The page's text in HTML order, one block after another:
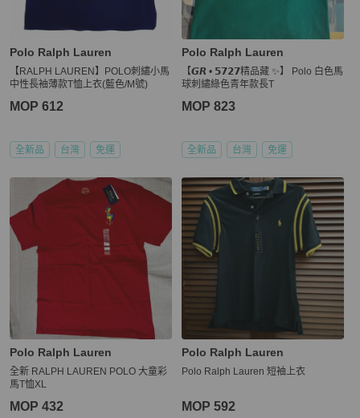
Polo Ralph Lauren
【RALPH LAUREN】POLO刺繡小馬
中性長袖薄款T恤上衣(藍色/M號)
MOP 612
全新品 台灣 免運
Polo Ralph Lauren
【𝙂𝙍 • 𝟱𝟳𝟮𝟳精品藏 ✨】 Polo 白色馬
球刺繡綠色青年款長T
MOP 823
全新品 台灣 免運
Polo Ralph Lauren
全新 RALPH LAUREN POLO 大童彩
馬T恤XL
MOP 432
Polo Ralph Lauren
Polo Ralph Lauren 短袖上衣
MOP 592